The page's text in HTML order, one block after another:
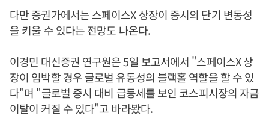
다만 증권가에서는 스페이스X 상장이 증시의 단기 변동성
을 키울 수 있다는 전망도 나온다.
이경민 대신증권 연구원은 5일 보고서에서 "스페이스X 상
장이 임박할 경우 글로벌 유동성의 블랙홀 역할을 할 수 있
다"며 "글로벌 증시 대비 급등세를 보인 코스피시장의 자금
이탈이 커질 수 있다"고 바라봤다.